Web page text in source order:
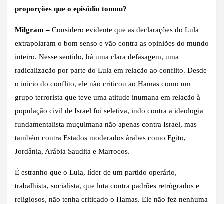
proporções que o episódio tomou?
Milgram – Considero evidente que as declarações do Lula
extrapolaram o bom senso e vão contra as opiniões do mundo
inteiro. Nesse sentido, há uma clara defasagem, uma
radicalização por parte do Lula em relação ao conflito. Desde
o início do conflito, ele não criticou ao Hamas como um
grupo terrorista que teve uma atitude inumana em relação à
população civil de Israel foi seletiva, indo contra a ideologia
fundamentalista muçulmana não apenas contra Israel, mas
também contra Estados moderados árabes como Egito,
Jordânia, Arábia Saudita e Marrocos.
É estranho que o Lula, líder de um partido operário,
trabalhista, socialista, que luta contra padrões retrógrados e
religiosos, não tenha criticado o Hamas. Ele não fez nenhuma